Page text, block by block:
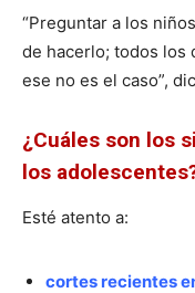
“Preguntar a los
de hacerlo; todos los
ese no es el caso”,
¿Cuáles son los
los
Esté atento a:
cortes recientes